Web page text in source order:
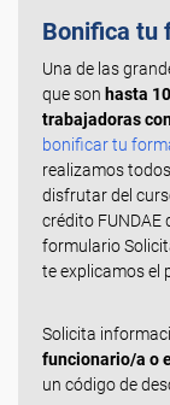
Bonifica tu
Una de las
que son hasta
trabajadoras
bonificar tu
realizamos
disfrutar del
crédito FUNDAE
formulario
te explicamos el
Solicita
funcionario/a o
un código de